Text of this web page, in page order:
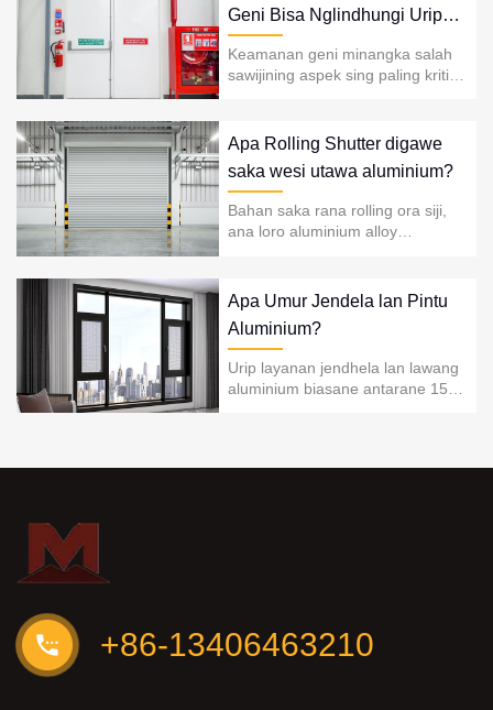
Geni Bisa Nglindhungi Urip
lan Properti?
Keamanan geni minangka salah
sawijining aspek sing paling kritis
peran penting kanggo nyepetake
panyebaran geni, asap, lan gas
beracun......
Apa Rolling Shutter digawe
saka wesi utawa aluminium?
Bahan saka rana rolling ora siji,
ana loro aluminium alloy
Apa Umur Jendela lan Pintu
Aluminium?
Urip layanan jendhela lan lawang
aluminium biasane antarane 15
panggunaan. Lawang lan
+86-13406463210